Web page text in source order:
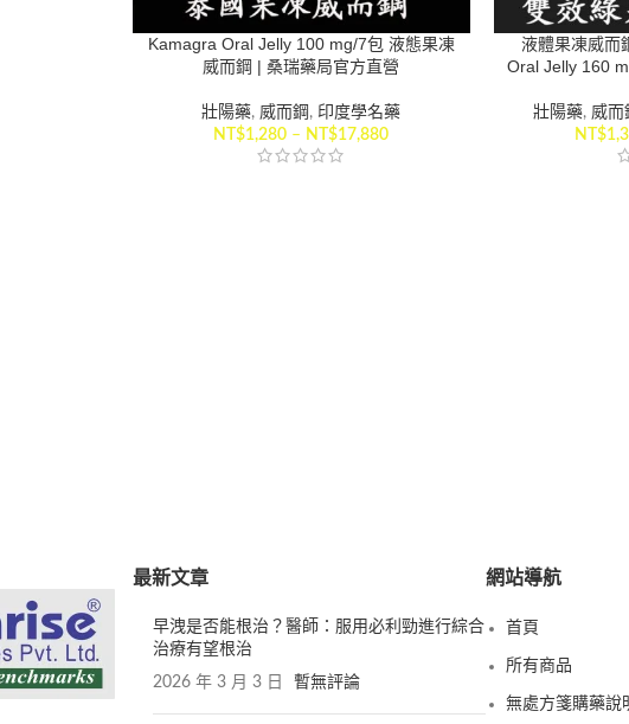
Kamagra Oral Jelly 100 mg/7包 液態果凍
威而鋼 | 桑瑞藥局官方直營
壯陽藥, 威而鋼 , 印度學名藥
NT$1,280 – NT$17,880
液體果凍威而
Oral Jelly 160
壯陽藥, 威而
NT$
最新文章
早洩是否能根治？醫師：服用必利勁進行綜合
治療有望根治
2026 年 3 月 3 日 暫無評論
網站導航
首頁
所有商品
無處方箋購藥說